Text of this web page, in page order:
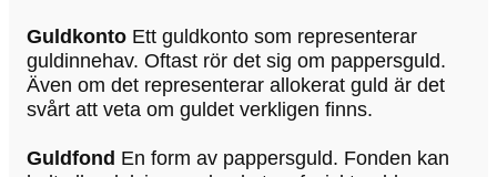
Guldkonto Ett guldkonto som representerar
guldinnehav. Oftast rör det sig om pappersguld.
Även om det representerar allokerat guld är det
svårt att veta om guldet verkligen finns.
Guldfond En form av pappersguld. Fonden kan